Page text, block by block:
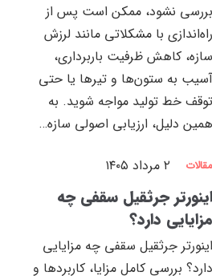
بررسی نشود، ممکن است پس از
راه‌اندازی با مشکلاتی مانند لرزش
سازه، کاهش ظرفیت باربرداری،
آسیب به ستون‌ها و تیرها یا حتی
توقف خط تولید مواجه شوید. به
همین دلیل، ارزیابی اصولی سازه…
مقالات ۲ مرداد ۱۴۰۵
اینورتر جرثقیل سقفی چه
مزایایی دارد؟
اینورتر جرثقیل سقفی چه مزایایی
دارد؟ بررسی کامل مزایا، کاربردها و